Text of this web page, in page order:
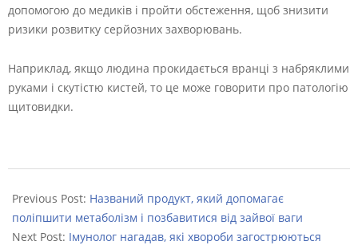
допомогою до медиків і пройти обстеження, щоб знизити
ризики розвитку серйозних захворювань.
Наприклад, якщо людина прокидається вранці з набряклими
руками і скутістю кистей, то це може говорити про патологію
щитовидки.
09-
04
Previous Post: Названий продукт, який допомагає
поліпшити метаболізм і позбавитися від зайвої ваги
Next Post: Імунолог нагадав, які хвороби загострюються